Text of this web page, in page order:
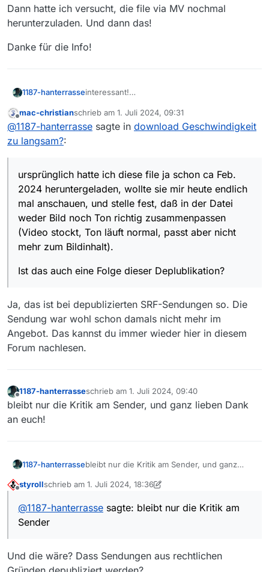
Dann hatte ich versucht, die file via MV nochmal
herunterzuladen. Und dann das!
Danke für die Info!
1187-hanterrasseinteressant!
Feb. 2024 heruntergeladen, wollte sie mir
heute endlich mal anschauen, und stelle fest,
Ist das auch eine Folge dieser Deplublikation?
Offline
mac-christianschrieb am 1. Juli 2024, 09:31
zuletzt editiert von
@1187-hanterrasse sagte in download Geschwindigkeit
zu langsam?:
ursprünglich hatte ich diese file ja schon ca Feb.
2024 heruntergeladen, wollte sie mir heute endlich
mal anschauen, und stelle fest, daß in der Datei
weder Bild noch Ton richtig zusammenpassen
(Video stockt, Ton läuft normal, passt aber nicht
mehr zum Bildinhalt).
Ist das auch eine Folge dieser Deplublikation?
Ja, das ist bei depublizierten SRF-Sendungen so. Die
Sendung war wohl schon damals nicht mehr im
Angebot. Das kannst du immer wieder hier in diesem
Forum nachlesen.
Offline
1187-hanterrasseschrieb am 1. Juli 2024, 09:40
zuletzt editiert von
bleibt nur die Kritik am Sender, und ganz lieben Dank
an euch!
1187-hanterrassebleibt nur die Kritik am Sender, und ganz
styrollschrieb am 1. Juli 2024, 18:36
zuletzt editiert von styroll7. Jan. 2024, 20:39
@1187-hanterrasse sagte: bleibt nur die Kritik am
Sender
Und die wäre? Dass Sendungen aus rechtlichen